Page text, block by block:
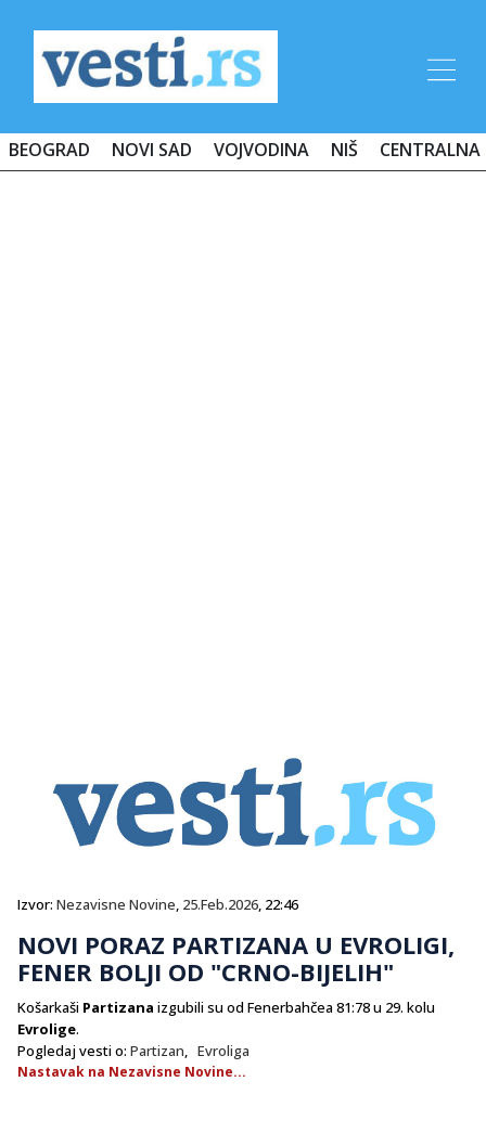
BEOGRAD NOVI SAD VOJVODINA NIŠ CENTRALNA
Izvor: Nezavisne Novine, 25.Feb.2026, 22:46
NOVI PORAZ PARTIZANA U EVROLIGI,
FENER BOLJI OD "CRNO-BIJELIH"
Košarkaši Partizana izgubili su od Fenerbahčea 81:78 u 29. kolu
Evrolige.
Pogledaj vesti o: Partizan, Evroliga
Nastavak na Nezavisne Novine...